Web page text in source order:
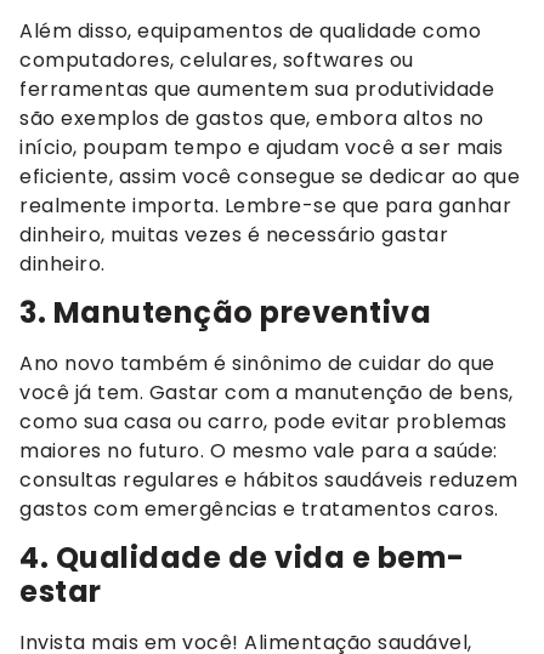
Além disso, equipamentos de qualidade como
computadores, celulares, softwares ou
ferramentas que aumentem sua produtividade
são exemplos de gastos que, embora altos no
início, poupam tempo e ajudam você a ser mais
eficiente, assim você consegue se dedicar ao que
realmente importa. Lembre-se que para ganhar
dinheiro, muitas vezes é necessário gastar
dinheiro.
3. Manutenção preventiva
Ano novo também é sinônimo de cuidar do que
você já tem. Gastar com a manutenção de bens,
como sua casa ou carro, pode evitar problemas
maiores no futuro. O mesmo vale para a saúde:
consultas regulares e hábitos saudáveis reduzem
gastos com emergências e tratamentos caros.
4. Qualidade de vida e bem-
estar
Invista mais em você! Alimentação saudável,